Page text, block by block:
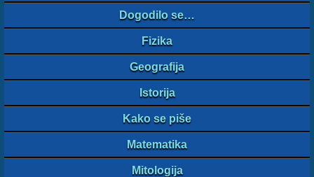
Dogodilo se…
Fizika
Geografija
Istorija
Kako se piše
Matematika
Mitologija